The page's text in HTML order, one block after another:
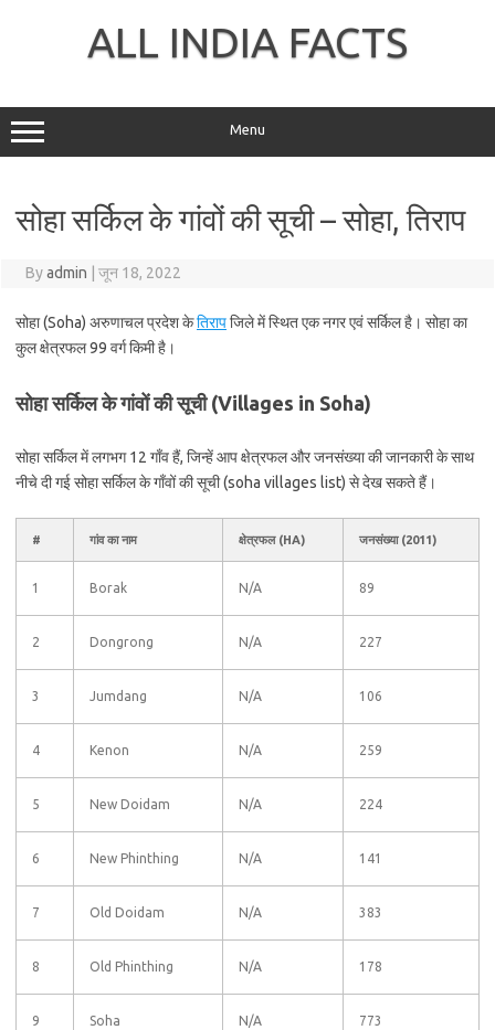
ALL INDIA FACTS
Menu
सोहा सर्किल के गांवों की सूची – सोहा, तिराप
Byadmin जून 18, 2022
सोहा (Soha) अरुणाचल प्रदेश केतिरापजिले में स्थित एक नगर एवं सर्किल है। सोहा का
कुल क्षेत्रफल 99 वर्ग किमी है।
सोहा सर्किल के गांवों की सूची (Villages in Soha)
सोहा सर्किल में लगभग 12 गाँव हैं, जिन्हें आप क्षेत्रफल और जनसंख्या की जानकारी के साथ
नीचे दी गई सोहा सर्किल के गाँवों की सूची (soha villages list) से देख सकते हैं।
# गांव का नाम क्षेत्रफल (HA) जनसंख्या (2011)
1 Borak N/A 89
2 Dongrong N/A 227
3 Jumdang N/A 106
4 Kenon N/A 259
5 New Doidam N/A 224
6 New Phinthing N/A 141
7 Old Doidam N/A 383
8 Old Phinthing N/A 178
9 Soha N/A 773